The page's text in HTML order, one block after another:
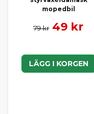
mopedbil
79 kr 49 kr
LÄGG I KORGEN